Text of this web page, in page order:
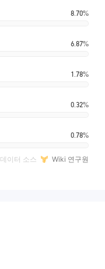
8.70%
6.87%
1.78%
0.32%
0.78%
데이터 소스 Wiki 연구원